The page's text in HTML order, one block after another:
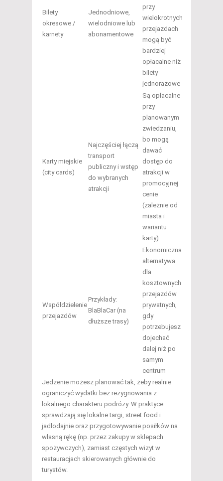
Bilety
okresowe /
karnety
Jednodniowe,
wielodniowe lub
abonamentowe
przy
wielokrotnych
przejazdach
mogą być
bardziej
opłacalne niż
bilety
jednorazowe
Karty miejskie
(city cards)
Najczęściej łączą
transport
publiczny i wstęp
do wybranych
atrakcji
Są opłacalne
przy
planowanym
zwiedzaniu,
bo mogą
dawać
dostęp do
atrakcji w
promocyjnej
cenie
(zależnie od
miasta i
wariantu
karty)
Współdzielenie
przejazdów
Przykłady:
BlaBlaCar (na
dłuższe trasy)
Ekonomiczna
alternatywa
dla
kosztownych
przejazdów
prywatnych,
gdy
potrzebujesz
dojechać
dalej niż po
samym
centrum
Jedzenie możesz planować tak, żeby realnie
ograniczyć wydatki bez rezygnowania z
lokalnego charakteru podróży. W praktyce
sprawdzają się lokalne targi, street food i
jadłodajnie oraz przygotowywanie posiłków na
własną rękę (np. przez zakupy w sklepach
spożywczych), zamiast częstych wizyt w
restauracjach skierowanych głównie do
turystów.